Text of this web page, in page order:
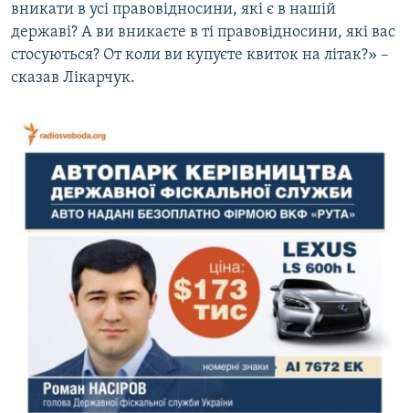
вникати в усі правовідносини, які є в нашій
державі? А ви вникаєте в ті правовідносини, які вас
стосуються? От коли ви купуєте квиток на літак?» –
сказав Лікарчук.